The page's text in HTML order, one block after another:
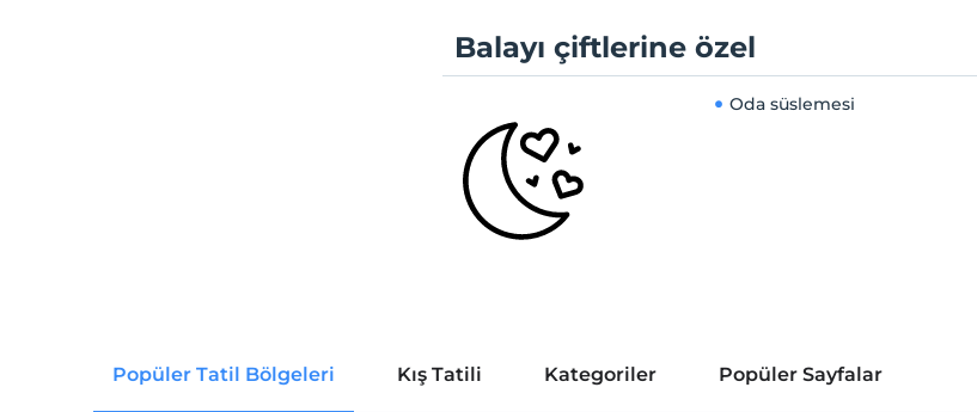
Balayı çiftlerine özel
Oda süslemesi
Popüler Tatil Bölgeleri Kış Tatili Kategoriler Popüler Sayfalar